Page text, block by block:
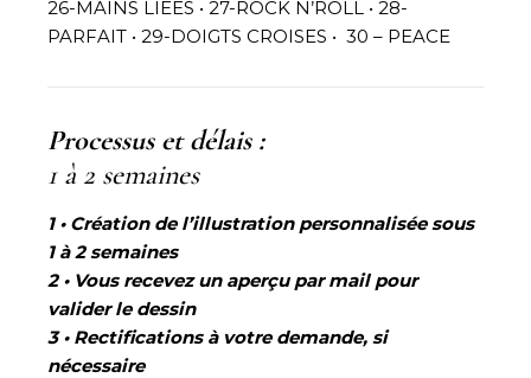
26-MAINS LIEES • 27-ROCK N’ROLL • 28-
PARFAIT • 29-DOIGTS CROISES • 30 – PEACE
Processus et délais :
1 à 2 semaines
1 • Création de l’illustration personnalisée sous
1 à 2 semaines
2 • Vous recevez un aperçu par mail pour
valider le dessin
3 • Rectifications à votre demande, si
nécessaire